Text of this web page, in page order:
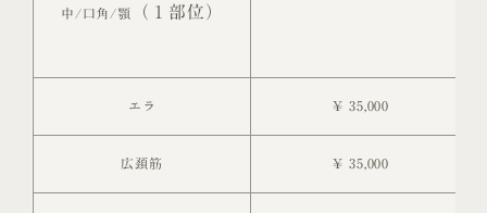
中/口角/顎
（１部位）
エラ ¥ 35,000
広頚筋 ¥ 35,000